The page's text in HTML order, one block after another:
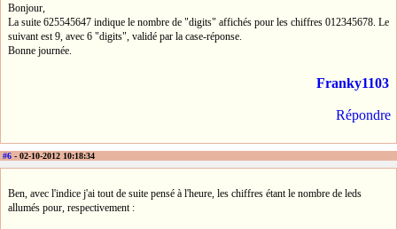
Bonjour,
La suite 625545647 indique le nombre de "digits" affichés pour les chiffres 012345678. Le
suivant est 9, avec 6 "digits", validé par la case-réponse.
Bonne journée.
Franky1103
Répondre
#6 - 02-10-2012 10:18:34
Ben, avec l'indice j'ai tout de suite pensé à l'heure, les chiffres étant le nombre de leds
allumés pour, respectivement :